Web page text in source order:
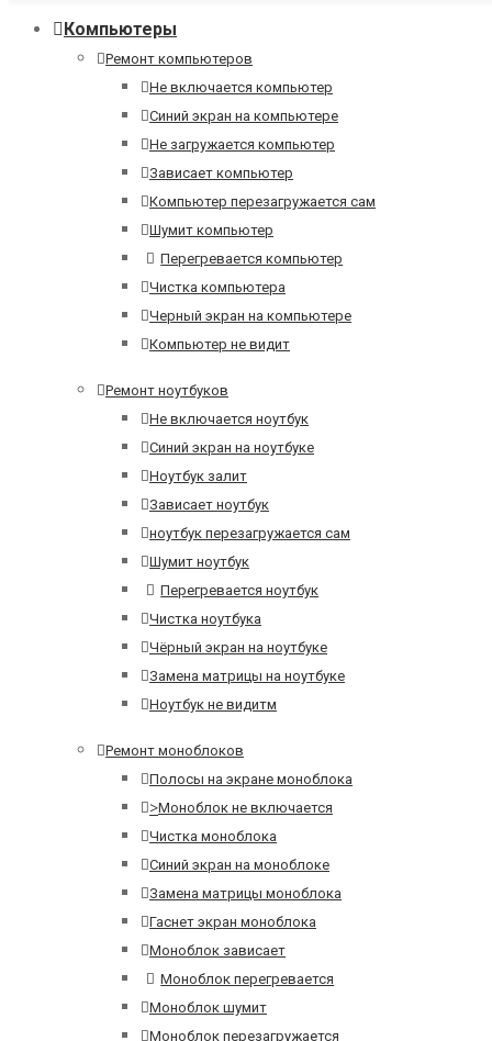
Компьютеры
Ремонт компьютеров
Не включается компьютер
Синий экран на компьютере
Не загружается компьютер
Зависает компьютер
Компьютер перезагружается сам
Шумит компьютер
Перегревается компьютер
Чистка компьютера
Черный экран на компьютере
Компьютер не видит
Ремонт ноутбуков
Не включается ноутбук
Синий экран на ноутбуке
Ноутбук залит
Зависает ноутбук
ноутбук перезагружается сам
Шумит ноутбук
Перегревается ноутбук
Чистка ноутбука
Чёрный экран на ноутбуке
Замена матрицы на ноутбуке
Ноутбук не видитм
Ремонт моноблоков
Полосы на экране моноблока
>Моноблок не включается
Чистка моноблока
Синий экран на моноблоке
Замена матрицы моноблока
Гаснет экран моноблока
Моноблок зависает
Моноблок перегревается
Моноблок шумит
Моноблок перезагружается